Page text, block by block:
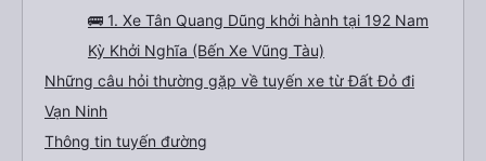
🚌 1. Xe Tân Quang Dũng khởi hành tại 192 Nam
Kỳ Khởi Nghĩa (Bến Xe Vũng Tàu)
Những câu hỏi thường gặp về tuyến xe từ Đất Đỏ đi
Vạn Ninh
Thông tin tuyến đường